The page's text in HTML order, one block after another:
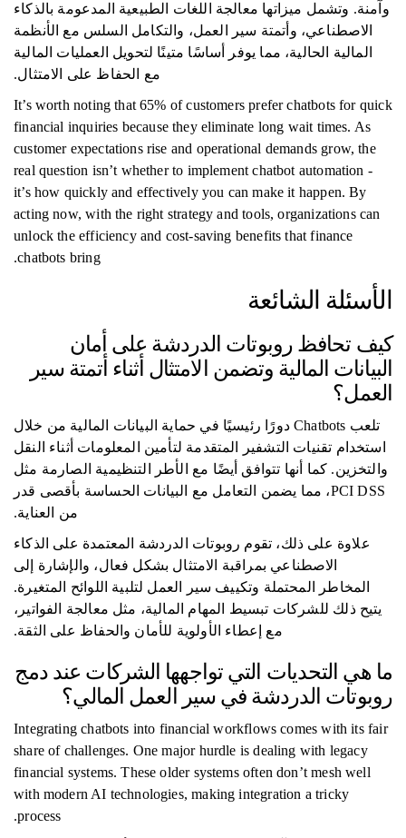
وآمنة. وتشمل ميزاتها معالجة اللغات الطبيعية المدعومة بالذكاء
الاصطناعي، وأتمتة سير العمل، والتكامل السلس مع الأنظمة
المالية الحالية، مما يوفر أساسًا متينًا لتحويل العمليات المالية
مع الحفاظ على الامتثال.
It’s worth noting that 65% of customers prefer chatbots for quick
financial inquiries because they eliminate long wait times. As
customer expectations rise and operational demands grow, the
real question isn’t whether to implement chatbot automation -
it’s how quickly and effectively you can make it happen. By
acting now, with the right strategy and tools, organizations can
unlock the efficiency and cost-saving benefits that finance
chatbots bring.
الأسئلة الشائعة
كيف تحافظ روبوتات الدردشة على أمان
البيانات المالية وتضمن الامتثال أثناء أتمتة سير
العمل؟
تلعب Chatbots دورًا رئيسيًا في حماية البيانات المالية من خلال
استخدام تقنيات التشفير المتقدمة لتأمين المعلومات أثناء النقل
والتخزين. كما أنها تتوافق أيضًا مع الأطر التنظيمية الصارمة مثل
PCI DSS، مما يضمن التعامل مع البيانات الحساسة بأقصى قدر
من العناية.
علاوة على ذلك، تقوم روبوتات الدردشة المعتمدة على الذكاء
الاصطناعي بمراقبة الامتثال بشكل فعال، والإشارة إلى
المخاطر المحتملة وتكييف سير العمل لتلبية اللوائح المتغيرة.
يتيح ذلك للشركات تبسيط المهام المالية، مثل معالجة الفواتير،
مع إعطاء الأولوية للأمان والحفاظ على الثقة.
ما هي التحديات التي تواجهها الشركات عند دمج
روبوتات الدردشة في سير العمل المالي؟
Integrating chatbots into financial workflows comes with its fair
share of challenges. One major hurdle is dealing with legacy
financial systems. These older systems often don’t mesh well
with modern AI technologies, making integration a tricky
process.